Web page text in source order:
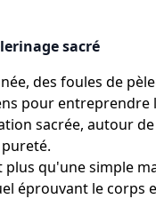
sacré
des foules de
pour entreprendre
sacrée, autour
plus qu'une simple
éprouvant le corps